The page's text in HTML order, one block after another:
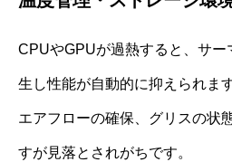
CPUやGPUが過熱すると、サー
生し性能が自動的に抑えられま
エアフローの確保、グリスの状
すが見落とされがちです。